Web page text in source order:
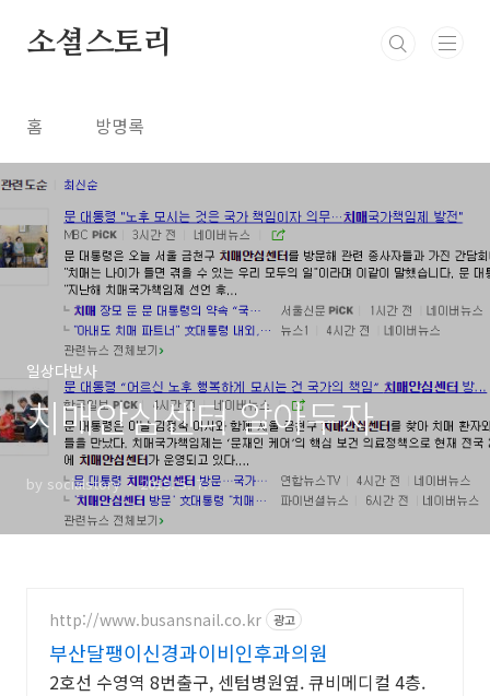
소셜스토리
홈 방명록
일상다반사
치매안심센터 알아두자
by socialstory 2019. 5. 7.
http://www.busansnail.co.kr 광고
부산달팽이신경과이비인후과의원
2호선 수영역 8번출구, 센텀병원옆. 큐비메디컬 4층.